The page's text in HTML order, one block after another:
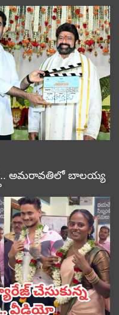
అమరావతిలో బాలయ్య